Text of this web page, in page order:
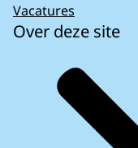
Vacatures
Over deze site